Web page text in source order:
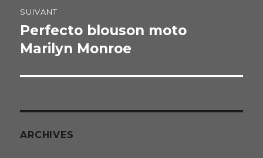
SUIVANT
Publication
suivante :
Perfecto blouson moto
Marilyn Monroe
ARCHIVES